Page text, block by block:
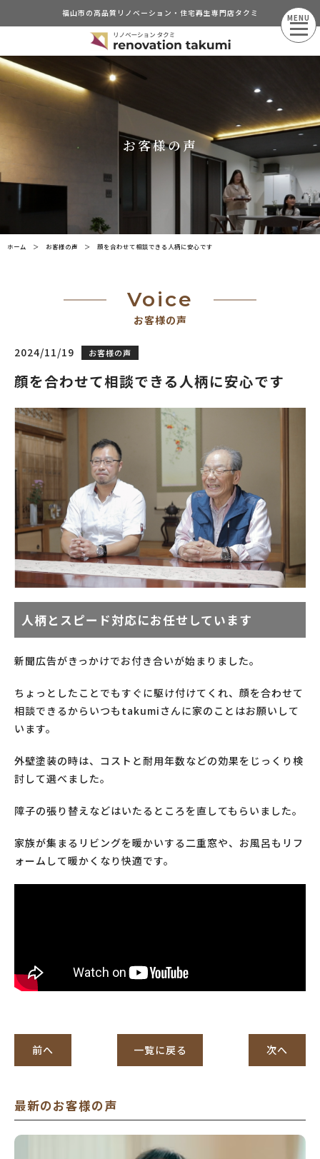
福山市の高品質リノベーション・住宅再生専門店タクミ MENU
お客様の声
ホーム ＞ お客様の声 ＞ 顔を合わせて相談できる人柄に安心です
Voice
お客様の声
2024/11/19 お客様の声
顔を合わせて相談できる人柄に安心です
人柄とスピード対応にお任せしています
新聞広告がきっかけでお付き合いが始まりました。
ちょっとしたことでもすぐに駆け付けてくれ、顔を合わせて
相談できるからいつもtakumiさんに家のことはお願いして
います。
外壁塗装の時は、コストと耐用年数などの効果をじっくり検
討して選べました。
障子の張り替えなどはいたるところを直してもらいました。
家族が集まるリビングを暖かいする二重窓や、お風呂もリフ
ォームして暖かくなり快適です。
前へ 一覧に戻る 次へ
最新のお客様の声